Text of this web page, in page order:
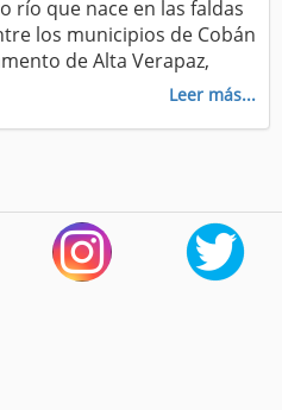
río que nace en las faldas
los municipios de Cobán
de Alta Verapaz,
Leer más...